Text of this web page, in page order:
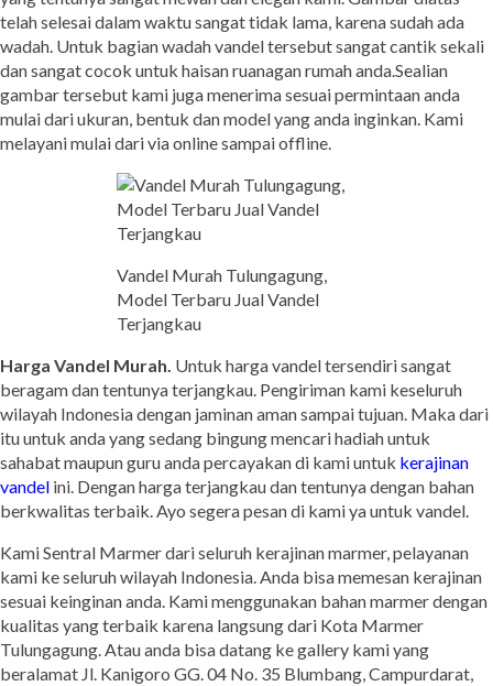
telah selesai dalam waktu sangat tidak lama, karena sudah ada
wadah. Untuk bagian wadah vandel tersebut sangat cantik sekali
dan sangat cocok untuk haisan ruanagan rumah anda.Sealian
gambar tersebut kami juga menerima sesuai permintaan anda
mulai dari ukuran, bentuk dan model yang anda inginkan. Kami
melayani mulai dari via online sampai offline.
Vandel Murah Tulungagung,
Model Terbaru Jual Vandel
Terjangkau
Harga Vandel Murah. Untuk harga vandel tersendiri sangat
beragam dan tentunya terjangkau. Pengiriman kami keseluruh
wilayah Indonesia dengan jaminan aman sampai tujuan. Maka dari
itu untuk anda yang sedang bingung mencari hadiah untuk
sahabat maupun guru anda percayakan di kami untuk kerajinan
vandel ini. Dengan harga terjangkau dan tentunya dengan bahan
berkwalitas terbaik. Ayo segera pesan di kami ya untuk vandel.
Kami Sentral Marmer dari seluruh kerajinan marmer, pelayanan
kami ke seluruh wilayah Indonesia. Anda bisa memesan kerajinan
sesuai keinginan anda. Kami menggunakan bahan marmer dengan
kualitas yang terbaik karena langsung dari Kota Marmer
Tulungagung. Atau anda bisa datang ke gallery kami yang
beralamat Jl. Kanigoro GG. 04 No. 35 Blumbang, Campurdarat,